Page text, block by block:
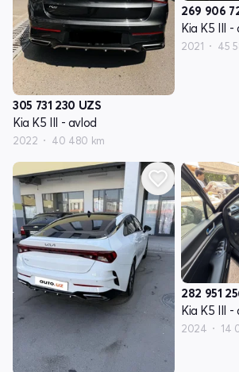
305 731 230 UZS
Kia K5 III - avlod
2022 40 480 km
269 906
Kia K5 III -
2021 45
282 951
Kia K5 III -
2024 14